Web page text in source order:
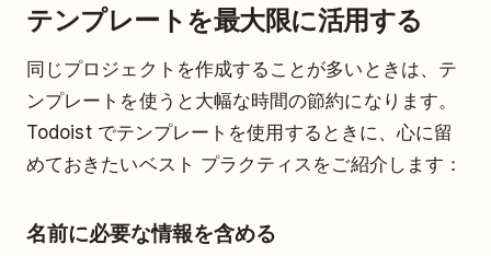
テンプレートを最大限に活用する
同じプロジェクトを作成することが多いときは、テ
ンプレートを使うと大幅な時間の節約になります。
Todoist でテンプレートを使用するときに、心に留
めておきたいベスト プラクティスをご紹介します：
名前に必要な情報を含める